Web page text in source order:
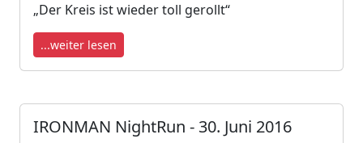
„Der Kreis ist wieder toll gerollt“
...weiter lesen
IRONMAN NightRun - 30. Juni 2016